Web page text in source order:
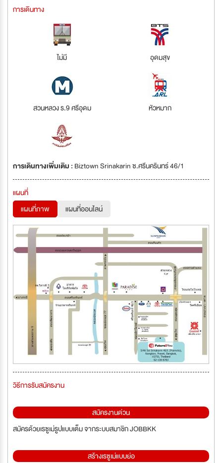
การเดินทาง
ไม่มี อุดมสุข
สวนหลวง ร.9 ศรีอุดม หัวหมาก
การเดินทางเพิ่มเติม : Biztown Srinakarin ซ.ศรีนครินทร์ 46/1
แผนที่
แผนที่ภาพ
แผนที่ออนไลน์
วิธีการรับสมัครงาน
สมัครงานด่วน
สมัครด้วยเรซูเม่รูปแบบเต็ม จากระบบสมาชิก JOBBKK
สร้างเรซูเม่แบบย่อ